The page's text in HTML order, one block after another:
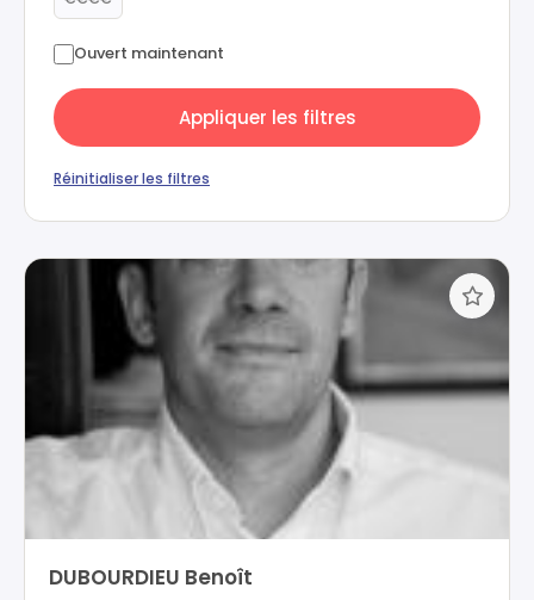
Ouvert maintenant
Appliquer les filtres
Réinitialiser les filtres
DUBOURDIEU Benoît